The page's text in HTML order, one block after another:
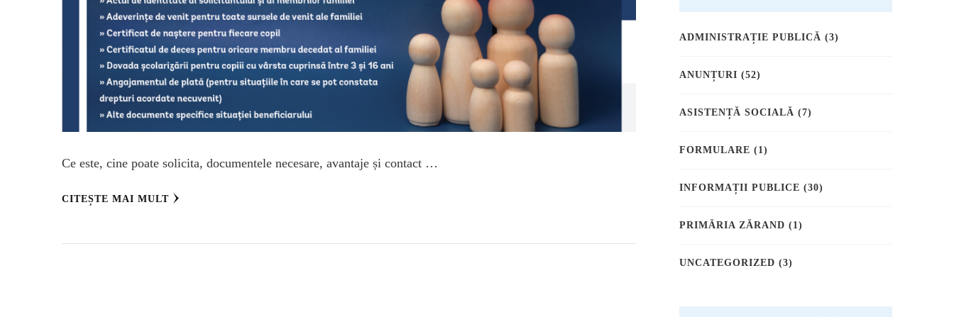
Ce este, cine poate solicita, documentele necesare, avantaje și contact …
CITEȘTE MAI MULT
ADMINISTRAȚIE PUBLICĂ (3)
ANUNȚURI (52)
ASISTENȚĂ SOCIALĂ (7)
FORMULARE (1)
INFORMAȚII PUBLICE (30)
PRIMĂRIA ZĂRAND (1)
UNCATEGORIZED (3)